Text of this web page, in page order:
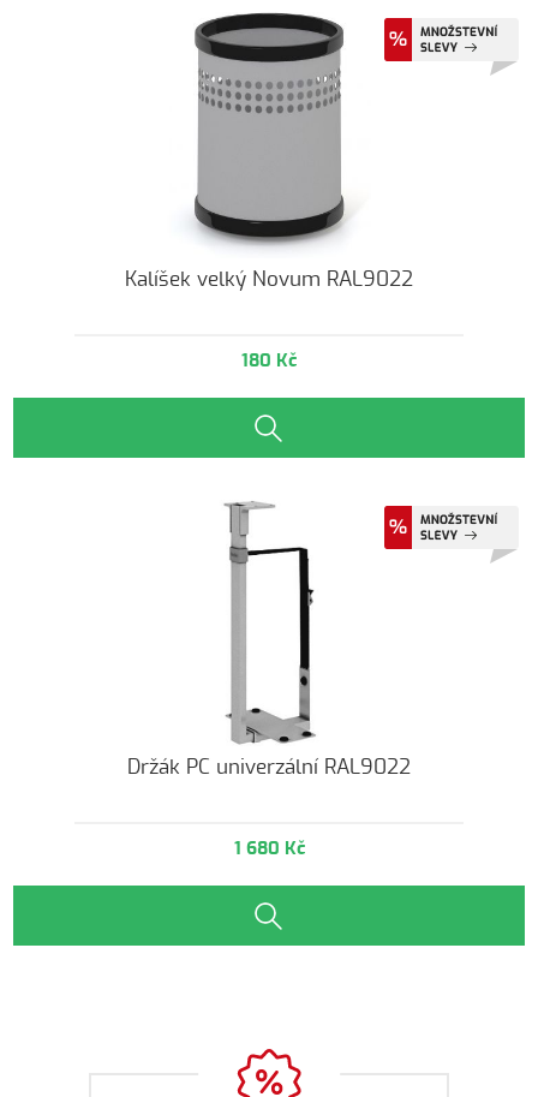
Kalíšek velký Novum RAL9022
180 Kč
Držák PC univerzální RAL9022
1 680 Kč